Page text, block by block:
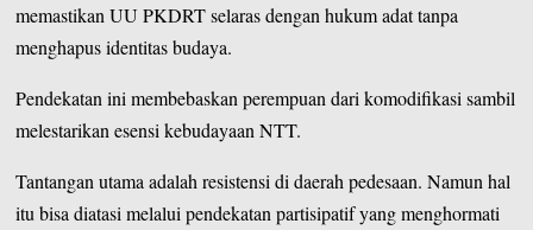
memastikan UU PKDRT selaras dengan hukum adat tanpa
menghapus identitas budaya.
Pendekatan ini membebaskan perempuan dari komodifikasi sambil
melestarikan esensi kebudayaan NTT.
Tantangan utama adalah resistensi di daerah pedesaan. Namun hal
itu bisa diatasi melalui pendekatan partisipatif yang menghormati